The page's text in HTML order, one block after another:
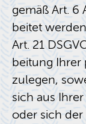
gemäß Art. 6
bei­tet
Art. 21
bei­tung
zu­le­gen,
sich aus
oder sich